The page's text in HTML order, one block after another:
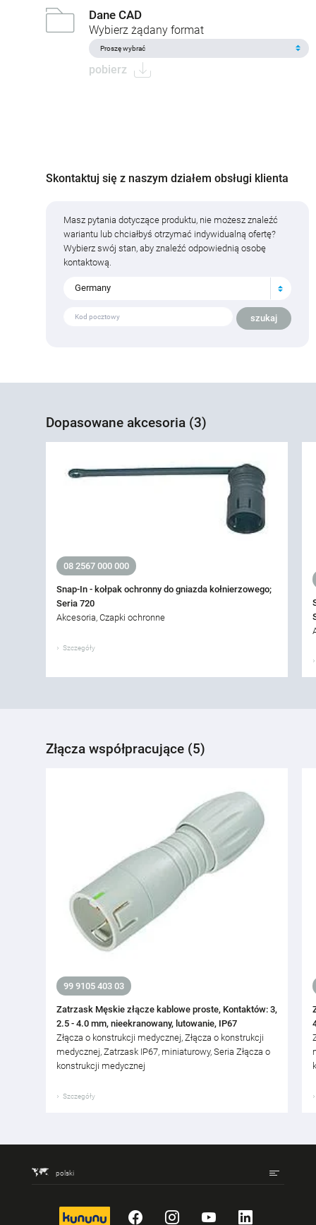
Dane CAD
Wybierz żądany format
pobierz
Skontaktuj się z naszym działem obsługi klienta
Masz pytania dotyczące produktu, nie możesz znaleźć
wariantu lub chciałbyś otrzymać indywidualną ofertę?
Wybierz swój stan, aby znaleźć odpowiednią osobę
kontaktową.
Germany
Dopasowane akcesoria (3)
08 2567 000 000
Snap-In - kołpak ochronny do gniazda kołnierzowego;
Seria 720
Akcesoria, Czapki ochronne
Szczegóły
Złącza współpracujące (5)
99 9105 403 03
Zatrzask Męskie złącze kablowe proste, Kontaktów: 3,
2.5 - 4.0 mm, nieekranowany, lutowanie, IP67
Złącza o konstrukcji medycznej, Złącza o konstrukcji
medycznej, Zatrzask IP67, miniaturowy, Seria Złącza o
konstrukcji medycznej
Szczegóły
polski
kununu FacebookInstagram
YouTubeLinkedIn